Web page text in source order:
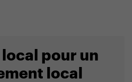
pour un
local